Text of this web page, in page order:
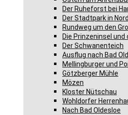
Der Ruheforst bei
Der Stadtpark in
Rundweg um den
Die Prinzeninsel und
Der Schwanenteich
Ausflug nach Bad
Mellingburger und
Götzberger Mühle
Mözen
Kloster Nütschau
Wohldorfer
Nach Bad Oldesloe